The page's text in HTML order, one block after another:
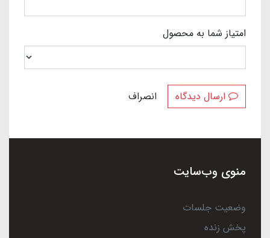
امتیاز شما به محصول
انصراف
منوی وب‌سایت
وضعیت جلسات
پخش زنده